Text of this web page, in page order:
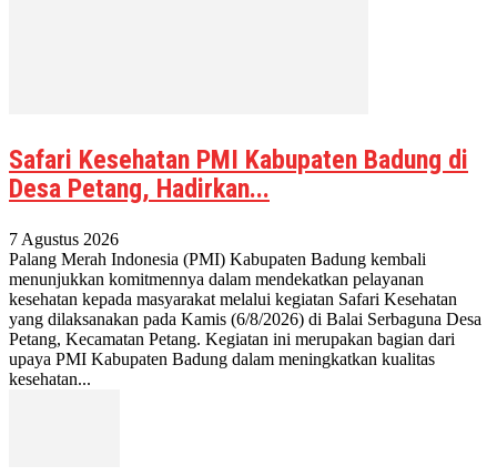
Safari Kesehatan PMI Kabupaten Badung di
Desa Petang, Hadirkan...
7 Agustus 2026
Palang Merah Indonesia (PMI) Kabupaten Badung kembali
menunjukkan komitmennya dalam mendekatkan pelayanan
kesehatan kepada masyarakat melalui kegiatan Safari Kesehatan
yang dilaksanakan pada Kamis (6/8/2026) di Balai Serbaguna Desa
Petang, Kecamatan Petang. Kegiatan ini merupakan bagian dari
upaya PMI Kabupaten Badung dalam meningkatkan kualitas
kesehatan...